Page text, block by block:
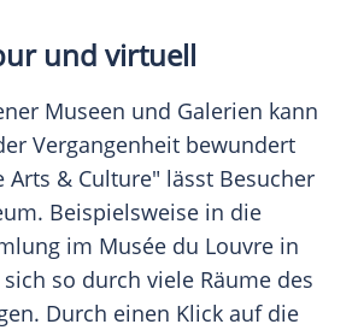
und virtuell
Museen und Galerien kann
Vergangenheit bewundert
Arts & Culture" lässt Besucher
Beispielsweise in die
im Musée du Louvre in
so durch viele Räume des
Durch einen Klick auf die